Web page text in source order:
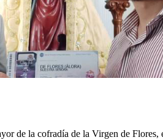
de la cofradía de la Virgen de